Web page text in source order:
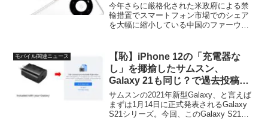
今年さらに厳格化された米政府による禁
輸措置でスマートフォン市場でのシェア
を大幅に縮小している中国のファーウェ
生産を続けていくことは難しい情勢とな
っています。ただそ...
モバイル関連ニュース
【恥】iPhone 12の「充電器な
し」を揶揄したサムスン、
Galaxy 21も同じ？で過去投稿を
削除
サムスンの2021年新型Galaxy、と言えば
まずは1月14日に正式発表されるGalaxy
S21シリーズ。今回、このGalaxy S21シ